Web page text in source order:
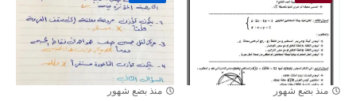
منذ بضع شهور منذ بضع شهور